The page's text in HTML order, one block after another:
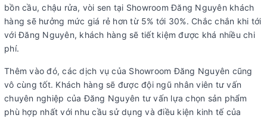
bồn cầu, chậu rửa, vòi sen tại Showroom Đăng Nguyên khách
hàng sẽ hưởng mức giá rẻ hơn từ 5% tới 30%. Chắc chắn khi tới
với Đăng Nguyên, khách hàng sẽ tiết kiệm được khá nhiều chi
phí.
Thêm vào đó, các dịch vụ của Showroom Đăng Nguyên cũng
vô cùng tốt. Khách hàng sẽ được đội ngũ nhân viên tư vấn
chuyên nghiệp của Đăng Nguyên tư vấn lựa chọn sản phẩm
phù hợp nhất với nhu cầu sử dụng và điều kiện kinh tế của